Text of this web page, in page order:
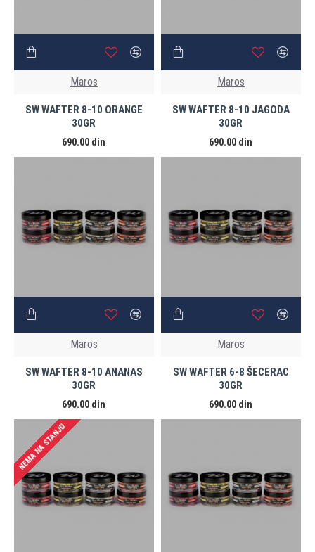
Maros
SW WAFTER 8-10 ORANGE
30GR
690.00 din
Maros
SW WAFTER 8-10 JAGODA
30GR
690.00 din
Maros
SW WAFTER 8-10 ANANAS
30GR
690.00 din
Maros
SW WAFTER 6-8 ŠECERAC
30GR
690.00 din
NEMA NA STANJU